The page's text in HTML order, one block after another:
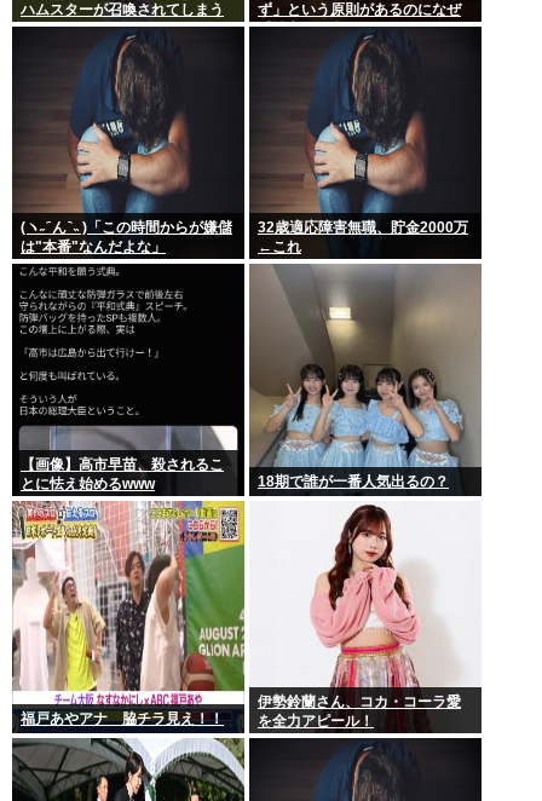
ハムスターが召喚されてしまう
ボタン
ず」という原則があるのになぜ
「性交の同意がなかった」とい
う確かめようが無いもので有罪
になるの？
(ヽ˶ ᷇ ん ᷆ ˵ )「この時間からが嫌儲
は"本番"なんだよな」
32歳適応障害無職、貯金2000万
←これ
【画像】高市早苗、殺されるこ
とに怯え始めるwww
18期で誰が一番人気出るの？
福戸あやアナ 脇チラ見え！！
伊勢鈴蘭さん、コカ・コーラ愛
を全力アピール！